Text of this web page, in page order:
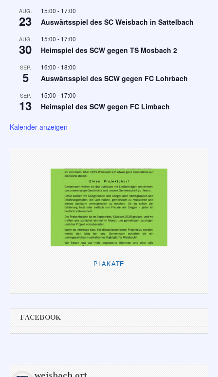
AUG.
23
15:00 - 17:00
Auswärtsspiel des SC Weisbach in Sattelbach
AUG.
30
15:00 - 17:00
Heimspiel des SCW gegen TS Mosbach 2
SEP.
5
16:00 - 18:00
Auswärtsspiel des SCW gegen FC Lohrbach
SEP.
13
15:00 - 17:00
Heimspiel des SCW gegen FC Limbach
Kalender anzeigen
PLAKATE
FACEBOOK
weisbach.ort